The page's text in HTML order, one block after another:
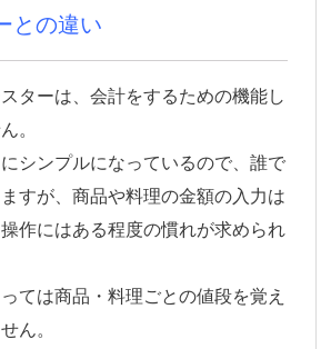
との違い
ターは、会計をするための機能し
。
シンプルになっているので、誰で
すが、商品や料理の金額の入力は
作にはある程度の慣れが求められ
ては商品・料理ごとの値段を覚え
ん。